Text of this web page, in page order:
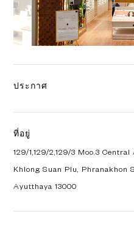
ประกาศ
ที่อยู่
129/1,129/2,129/3 Moo.3
Khlong Suan Plu, Phranakhon
Ayutthaya 13000